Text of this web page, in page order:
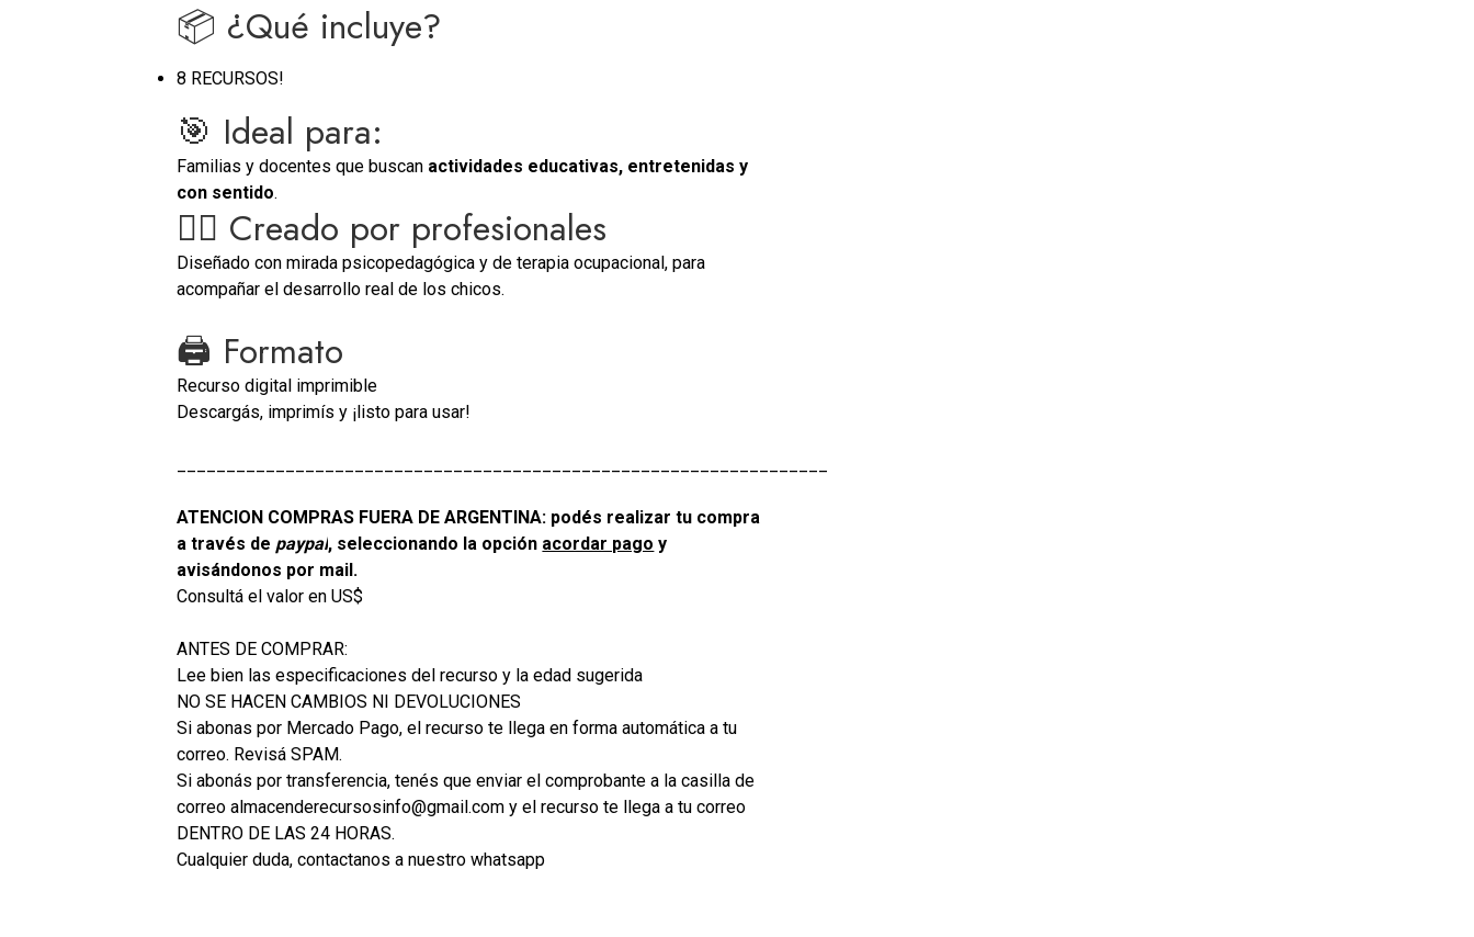
📦 ¿Qué incluye?
8 RECURSOS!
🎯 Ideal para:
Familias y docentes que buscan actividades educativas, entretenidas y
con sentido.
👩‍⚕️ Creado por profesionales
Diseñado con mirada psicopedagógica y de terapia ocupacional, para
acompañar el desarrollo real de los chicos.
🖨️ Formato
Recurso digital imprimible
Descargás, imprimís y ¡listo para usar!
ATENCION COMPRAS FUERA DE ARGENTINA: podés realizar tu compra
a través de paypal, seleccionando la opción acordar pago y
avisándonos por mail.
Consultá el valor en US$
ANTES DE COMPRAR:
Lee bien las especificaciones del recurso y la edad sugerida
NO SE HACEN CAMBIOS NI DEVOLUCIONES
Si abonas por Mercado Pago, el recurso te llega en forma automática a tu
correo. Revisá SPAM.
Si abonás por transferencia, tenés que enviar el comprobante a la casilla de
correo almacenderecursosinfo@gmail.com y el recurso te llega a tu correo
DENTRO DE LAS 24 HORAS.
Cualquier duda, contactanos a nuestro whatsapp